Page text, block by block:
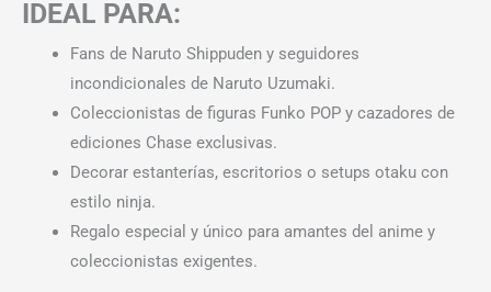
IDEAL PARA:
Fans de Naruto Shippuden y seguidores
incondicionales de Naruto Uzumaki.
Coleccionistas de figuras Funko POP y cazadores de
ediciones Chase exclusivas.
Decorar estanterías, escritorios o setups otaku con
estilo ninja.
Regalo especial y único para amantes del anime y
coleccionistas exigentes.